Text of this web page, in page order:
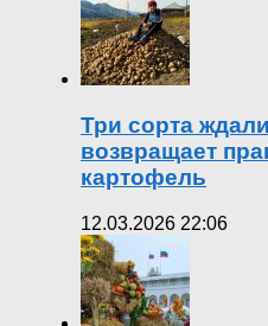
Три сорта
возвращает
картофель
12.03.2026 22:06